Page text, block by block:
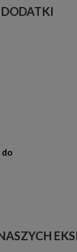
DODATKI
do